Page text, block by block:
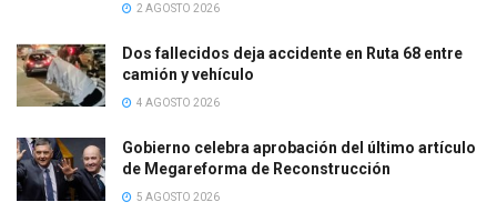
2 AGOSTO 2026
Dos fallecidos deja accidente en Ruta 68 entre
camión y vehículo
4 AGOSTO 2026
Gobierno celebra aprobación del último artículo
de Megareforma de Reconstrucción
5 AGOSTO 2026